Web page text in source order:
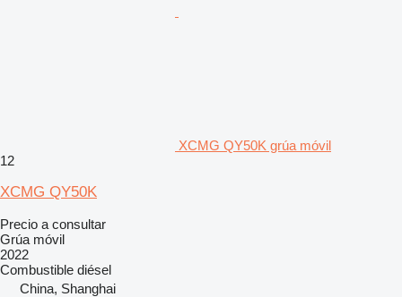
XCMG QY50K grúa móvil
12
XCMG QY50K
Precio a consultar
Grúa móvil
2022
Combustible diésel
China, Shanghai